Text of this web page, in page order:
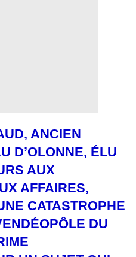
ANCIEN
D’OLONNE, ÉLU
AUX
AFFAIRES,
CATASTROPHE
DU